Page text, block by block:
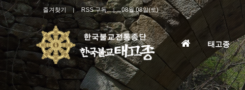
즐겨찾기 RSS 구독 08월 08일(토)
홈
태고종